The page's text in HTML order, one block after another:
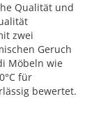
Qualität und
zwei
Geruch
Möbeln wie
für
bewertet.